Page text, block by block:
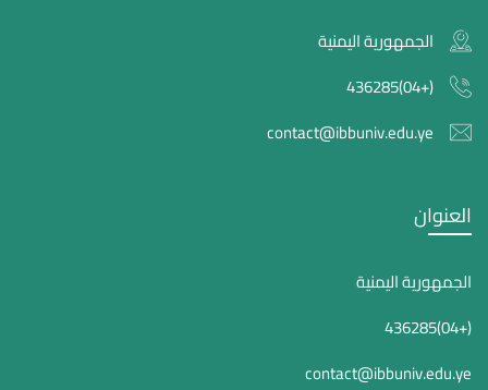
الجمهورية اليمنية
(+04)436285
contact@ibbuniv.edu.ye
العنوان
الجمهورية اليمنية
(+04)436285
contact@ibbuniv.edu.ye